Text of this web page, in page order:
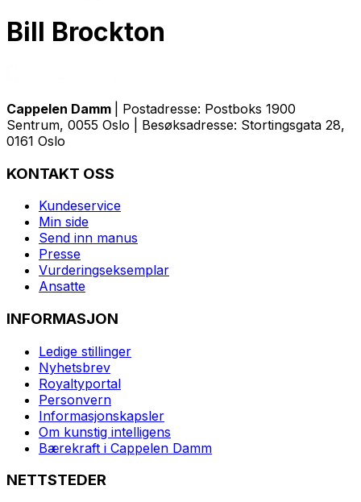
Bill Brockton
Cappelen Damm
| Postadresse: Postboks 1900
Sentrum, 0055 Oslo | Besøksadresse: Stortingsgata 28,
0161 Oslo
KONTAKT OSS
Kundeservice
Min side
Send inn manus
Presse
Vurderingseksemplar
Ansatte
INFORMASJON
Ledige stillinger
Nyhetsbrev
Royaltyportal
Personvern
Informasjonskapsler
Om kunstig intelligens
Bærekraft i Cappelen Damm
NETTSTEDER